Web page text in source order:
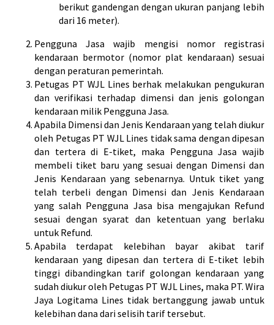
berikut gandengan dengan ukuran panjang lebih
dari 16 meter).
Pengguna Jasa wajib mengisi nomor registrasi
kendaraan bermotor (nomor plat kendaraan) sesuai
dengan peraturan pemerintah.
Petugas PT WJL Lines berhak melakukan pengukuran
dan verifikasi terhadap dimensi dan jenis golongan
kendaraan milik Pengguna Jasa.
Apabila Dimensi dan Jenis Kendaraan yang telah diukur
oleh Petugas PT WJL Lines tidak sama dengan dipesan
dan tertera di E-tiket, maka Pengguna Jasa wajib
membeli tiket baru yang sesuai dengan Dimensi dan
Jenis Kendaraan yang sebenarnya. Untuk tiket yang
telah terbeli dengan Dimensi dan Jenis Kendaraan
yang salah Pengguna Jasa bisa mengajukan Refund
sesuai dengan syarat dan ketentuan yang berlaku
untuk Refund.
Apabila terdapat kelebihan bayar akibat tarif
kendaraan yang dipesan dan tertera di E-tiket lebih
tinggi dibandingkan tarif golongan kendaraan yang
sudah diukur oleh Petugas PT WJL Lines, maka PT. Wira
Jaya Logitama Lines tidak bertanggung jawab untuk
kelebihan dana dari selisih tarif tersebut.